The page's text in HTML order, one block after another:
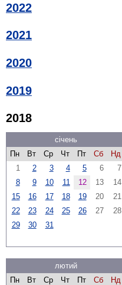
2022
2021
2020
2019
2018
січень
Пн
Вт Ср Чт Пт Сб
Нд
1
2 3 4 5 6
7
8
9 10 11 12 13
14
15
16 17 18 19 20
21
22
23 24 25 26 27
28
29
30 31
лютий
Пн
Вт Ср Чт Пт Сб
Нд